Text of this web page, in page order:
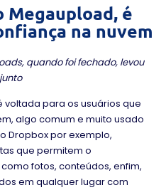
Megaupload, é
na nuvem
quando foi fechado, levou
para os usuários que
algo comum e muito usado
Dropbox por exemplo,
que permitem o
fotos, conteúdos, enfim,
em qualquer lugar com